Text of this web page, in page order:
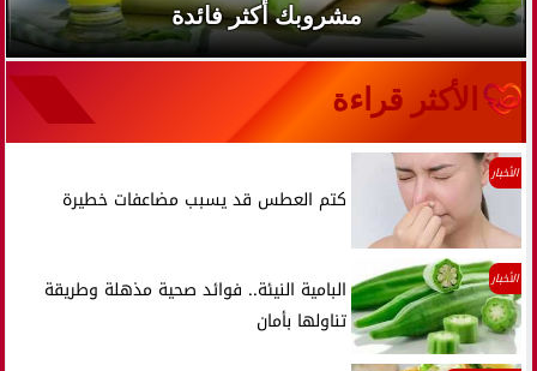
مشروبك أكثر فائدة
الأكثر قراءة
الأخبار
كتم العطس قد يسبب مضاعفات خطيرة
الأخبار
البامية النيئة.. فوائد صحية مذهلة وطريقة
تناولها بأمان